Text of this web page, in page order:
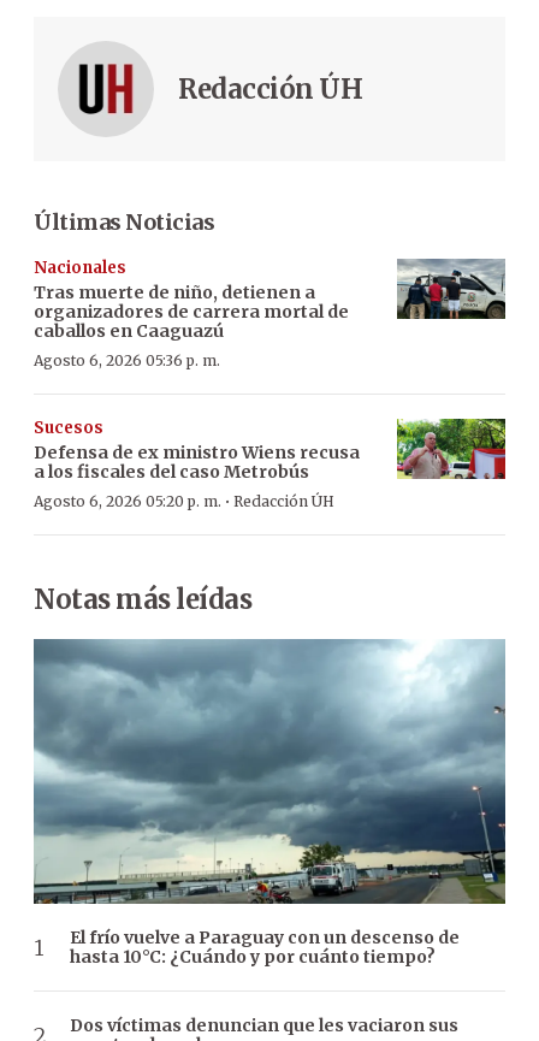
Redacción ÚH
Últimas Noticias
Nacionales
Tras muerte de niño, detienen a
organizadores de carrera mortal de
caballos en Caaguazú
Agosto 6, 2026 05:36 p. m.
Sucesos
Defensa de ex ministro Wiens recusa
a los fiscales del caso Metrobús
Agosto 6, 2026 05:20 p. m. · Redacción ÚH
Notas más leídas
El frío vuelve a Paraguay con un descenso de
hasta 10°C: ¿Cuándo y por cuánto tiempo?
Dos víctimas denuncian que les vaciaron sus